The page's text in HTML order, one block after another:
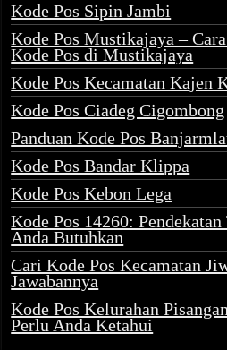
Kode Pos Sipin Jambi
Kode Pos Mustikajaya –
Kode Pos di Mustikajaya
Kode Pos Kecamatan Kajen
Kode Pos Ciadeg Cigombong
Panduan Kode Pos
Kode Pos Bandar Klippa
Kode Pos Kebon Lega
Kode Pos 14260: Pendekatan
Anda Butuhkan
Cari Kode Pos Kecamatan
Jawabannya
Kode Pos Kelurahan
Perlu Anda Ketahui